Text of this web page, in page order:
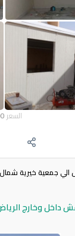
السعر
الي جمعية خيرية شمال